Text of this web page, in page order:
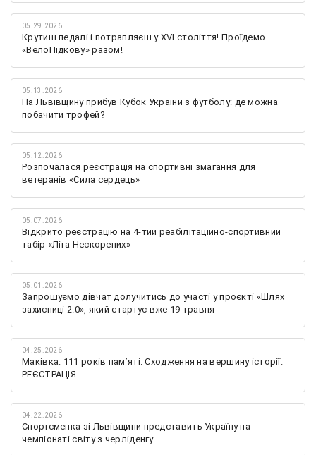
05.29.2026
Крутиш педалі і потрапляєш у XVI століття! Проїдемо
«ВелоПідкову» разом!
05.13.2026
На Львівщину прибув Кубок України з футболу: де можна
побачити трофей?
05.12.2026
Розпочалася реєстрація на спортивні змагання для
ветеранів «Сила сердець»
05.07.2026
Відкрито реєстрацію на 4-тий реабілітаційно-спортивний
табір «Ліга Нескорених»
05.01.2026
Запрошуємо дівчат долучитись до участі у проєкті «Шлях
захисниці 2.0», який стартує вже 19 травня
04.25.2026
Маківка: 111 років пам’яті. Сходження на вершину історії.
РЕЄСТРАЦІЯ
04.22.2026
Спортсменка зі Львівщини представить Україну на
чемпіонаті світу з черліденгу